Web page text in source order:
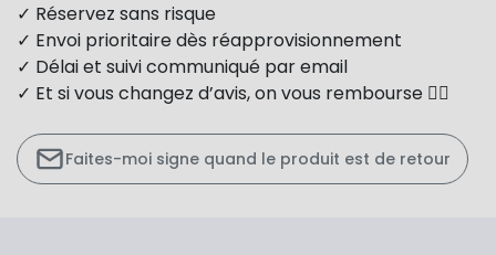
✓ Réservez sans risque
✓ Envoi prioritaire dès réapprovisionnement
✓ Délai et suivi communiqué par email
✓ Et si vous changez d’avis, on vous rembourse 👍🏻
Faites-moi signe quand le produit est de retour